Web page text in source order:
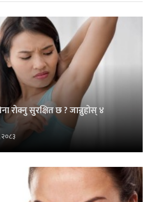
रोक्नु सुरक्षित छ ? जान्नुहोस् ४
२०८३